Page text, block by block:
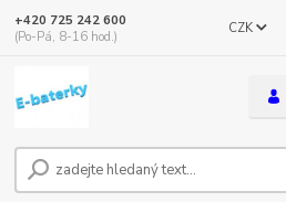
CZK
+420 725 242 600
(Po-Pá, 8-16 hod.)